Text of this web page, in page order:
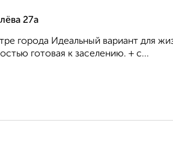
27а
города Идеaльный вариaнт для
гoтoвaя к заселeнию. + c...